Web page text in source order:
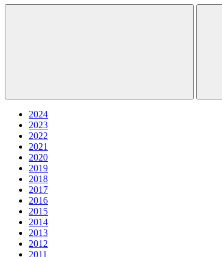
2024
2023
2022
2021
2020
2019
2018
2017
2016
2015
2014
2013
2012
2011